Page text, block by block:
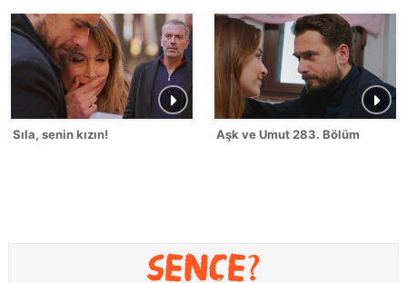
Sıla, senin kızın! Aşk ve Umut 283. Bölüm